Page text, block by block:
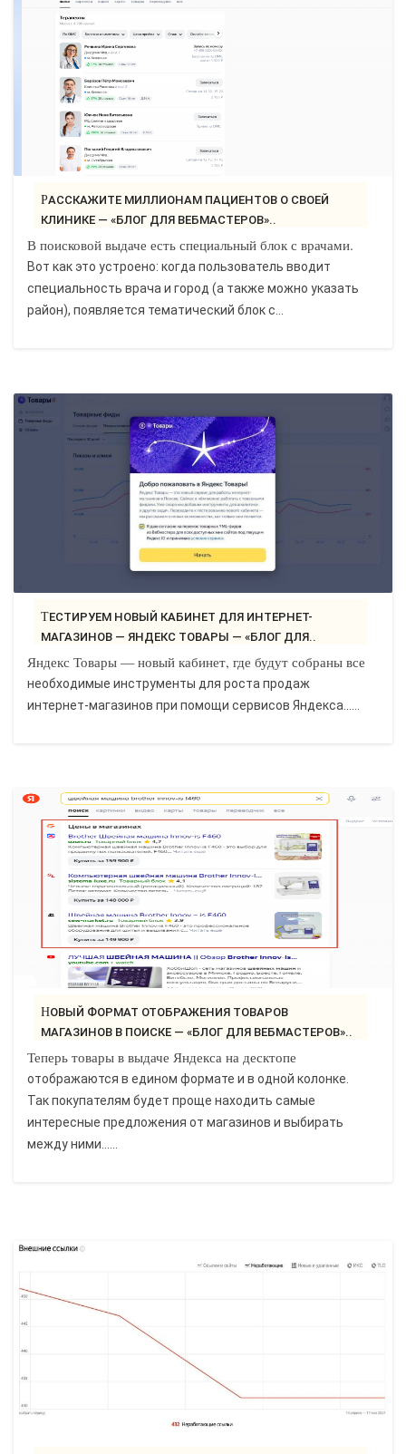
РАССКАЖИТЕ МИЛЛИОНАМ ПАЦИЕНТОВ О СВОЕЙ
КЛИНИКЕ — «БЛОГ ДЛЯ ВЕБМАСТЕРОВ»..
В поисковой выдаче есть специальный блок с врачами.
Вот как это устроено: когда пользователь вводит
специальность врача и город (а также можно указать
район), появляется тематический блок с...
ТЕСТИРУЕМ НОВЫЙ КАБИНЕТ ДЛЯ ИНТЕРНЕТ-
МАГАЗИНОВ — ЯНДЕКС ТОВАРЫ — «БЛОГ ДЛЯ..
Яндекс Товары — новый кабинет, где будут собраны все
необходимые инструменты для роста продаж
интернет-магазинов при помощи сервисов Яндекса......
НОВЫЙ ФОРМАТ ОТОБРАЖЕНИЯ ТОВАРОВ
МАГАЗИНОВ В ПОИСКЕ — «БЛОГ ДЛЯ ВЕБМАСТЕРОВ»..
Теперь товары в выдаче Яндекса на десктопе
отображаются в едином формате и в одной колонке.
Так покупателям будет проще находить самые
интересные предложения от магазинов и выбирать
между ними......